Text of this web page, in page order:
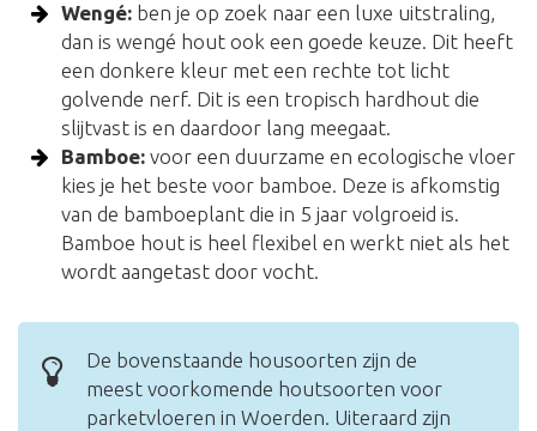
Wengé: ben je op zoek naar een luxe uitstraling,
dan is wengé hout ook een goede keuze. Dit heeft
een donkere kleur met een rechte tot licht
golvende nerf. Dit is een tropisch hardhout die
slijtvast is en daardoor lang meegaat.
Bamboe: voor een duurzame en ecologische vloer
kies je het beste voor bamboe. Deze is afkomstig
van de bamboeplant die in 5 jaar volgroeid is.
Bamboe hout is heel flexibel en werkt niet als het
wordt aangetast door vocht.
De bovenstaande housoorten zijn de
meest voorkomende houtsoorten voor
parketvloeren in Woerden. Uiteraard zijn